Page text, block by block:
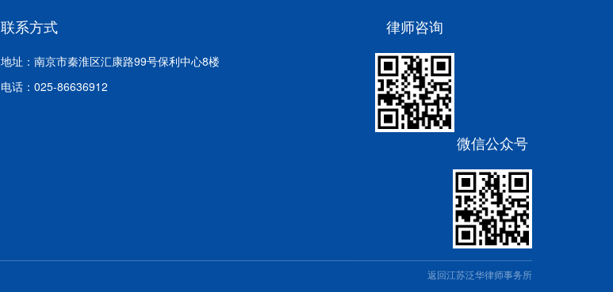
联系方式
地址：南京市秦淮区汇康路99号保利中心8楼
电话：025-86636912
律师咨询
微信公众号
返回江苏泛华律师事务所